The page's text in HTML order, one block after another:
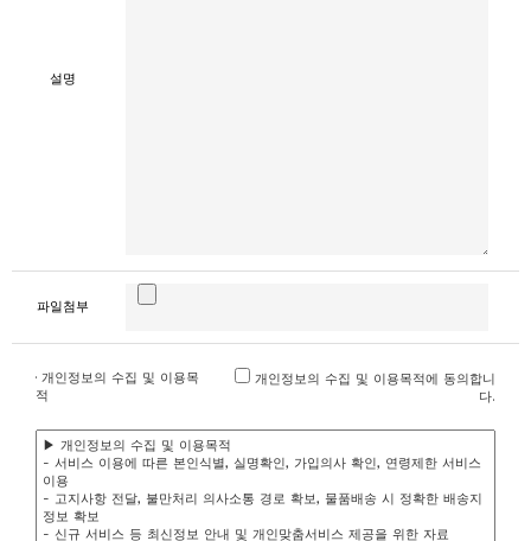
설명
파일첨부
· 개인정보의 수집 및 이용목
적
개인정보의 수집 및 이용목적에 동의합니
다.